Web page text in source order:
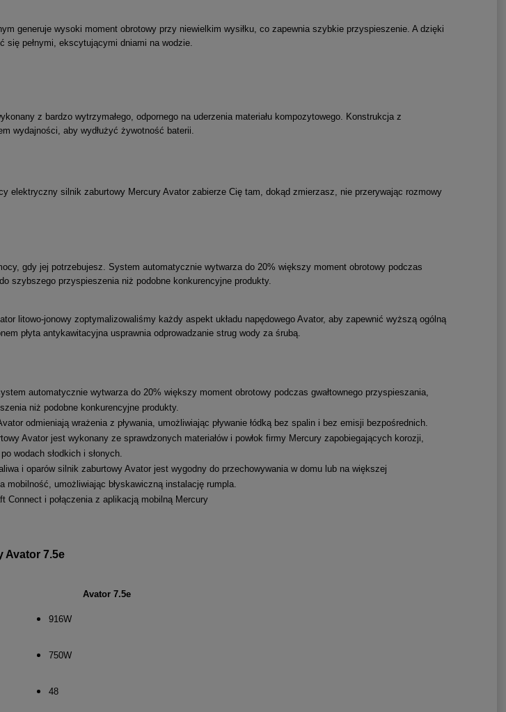
generuje wysoki moment obrotowy przy niewielkim wysiłku, co zapewnia szybkie przyspieszenie. A dzięki
pełnymi, ekscytującymi dniami na wodzie.
z bardzo wytrzymałego, odpornego na uderzenia materiału kompozytowego. Konstrukcja z
wydajności, aby wydłużyć żywotność baterii.
elektryczny silnik zaburtowy Mercury Avator zabierze Cię tam, dokąd zmierzasz, nie przerywając rozmowy
gdy jej potrzebujesz. System automatycznie wytwarza do 20% większy moment obrotowy podczas
szybszego przyspieszenia niż podobne konkurencyjne produkty.
litowo-jonowy zoptymalizowaliśmy każdy aspekt układu napędowego Avator, aby zapewnić wyższą ogólną
płyta antykawitacyjna usprawnia odprowadzanie strug wody za śrubą.
automatycznie wytwarza do 20% większy moment obrotowy podczas gwałtownego przyspieszania,
niż podobne konkurencyjne produkty.
odmieniają wrażenia z pływania, umożliwiając pływanie łódką bez spalin i bez emisji bezpośrednich.
Avator jest wykonany ze sprawdzonych materiałów i powłok firmy Mercury zapobiegających korozji,
wodach słodkich i słonych.
i oparów silnik zaburtowy Avator jest wygodny do przechowywania w domu lub na większej
mobilność, umożliwiając błyskawiczną instalację rumpla.
Connect i połączenia z aplikacją mobilną Mercury
Avator 7.5e
Avator 7.5e
916W
750W
48